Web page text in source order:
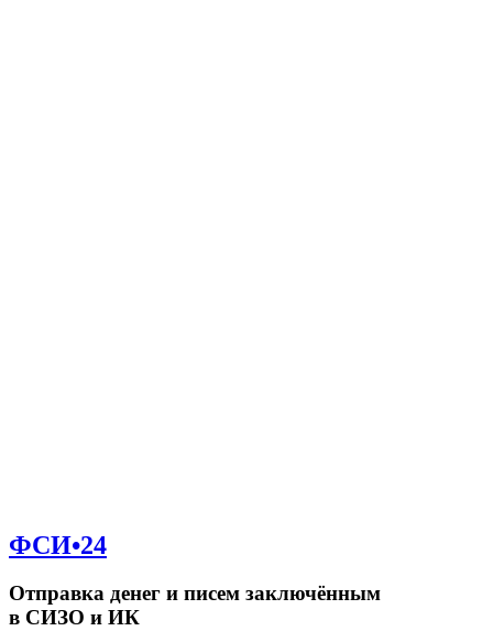
ФСИ•24
Отправка денег и писем заключённым
в СИЗО и ИК